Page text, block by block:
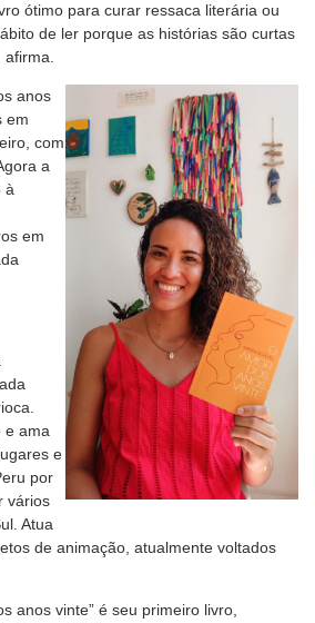
ótimo para curar ressaca literária ou
de ler porque as histórias são curtas
anos
em
com
a
à
em
e ama
e
por
vários
Atua
de animação, atualmente voltados
anos vinte” é seu primeiro livro,